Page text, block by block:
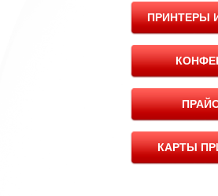
ПРИНТЕРЫ
КАРТЫ